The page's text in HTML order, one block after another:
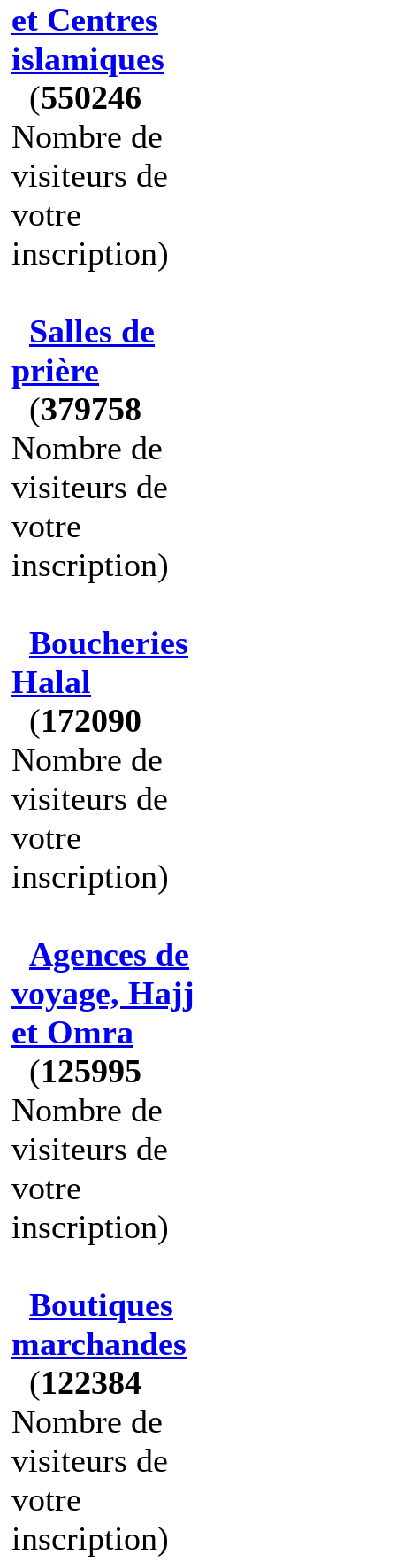
et Centres
islamiques
(550246
Nombre de
visiteurs de
votre
inscription)
Salles de
prière
(379758
Nombre de
visiteurs de
votre
inscription)
Boucheries
Halal
(172090
Nombre de
visiteurs de
votre
inscription)
Agences de
voyage, Hajj
et Omra
(125995
Nombre de
visiteurs de
votre
inscription)
Boutiques
marchandes
(122384
Nombre de
visiteurs de
votre
inscription)